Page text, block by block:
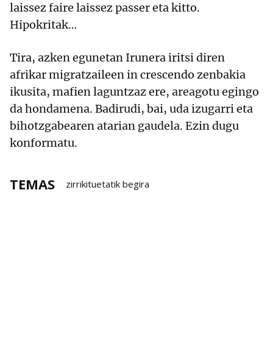
laissez faire laissez passer eta kitto.
Hipokritak…
Tira, azken egunetan Irunera iritsi diren
afrikar migratzaileen in crescendo zenbakia
ikusita, mafien laguntzaz ere, areagotu egingo
da hondamena. Badirudi, bai, uda izugarri eta
bihotzgabearen atarian gaudela. Ezin dugu
konformatu.
TEMAS zirrikituetatik begira